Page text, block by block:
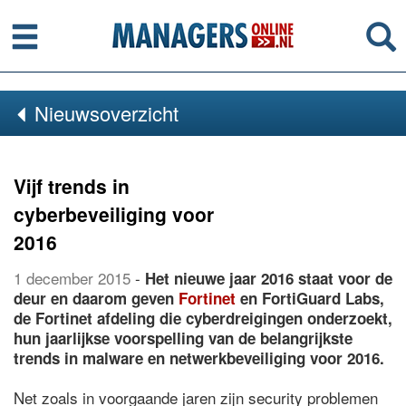
Menu
Nieuwsoverzicht
Vijf trends in
cyberbeveiliging voor
2016
1 december 2015 - Het nieuwe jaar 2016 staat voor de
deur en daarom geven Fortinet en FortiGuard Labs,
de Fortinet afdeling die cyberdreigingen onderzoekt,
hun jaarlijkse voorspelling van de belangrijkste
trends in malware en netwerkbeveiliging voor 2016.
Net zoals in voorgaande jaren zijn security problemen